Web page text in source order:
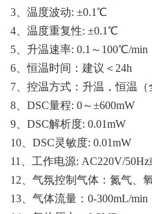
3、温度波动: ±0.1℃
4、温度重复性: ±0.1℃
5、升温速率: 0.1～100℃/min
6、恒温时间：建议＜24h
7、控温方式：升温，恒温（
8、DSC量程: 0～±600mW
9、DSC解析度: 0.01mW
10、DSC灵敏度: 0.01mW
11、工作电源: AC220V/50Hz
12、气氛控制气体：氮气、
13、气体流量：0-300mL/min